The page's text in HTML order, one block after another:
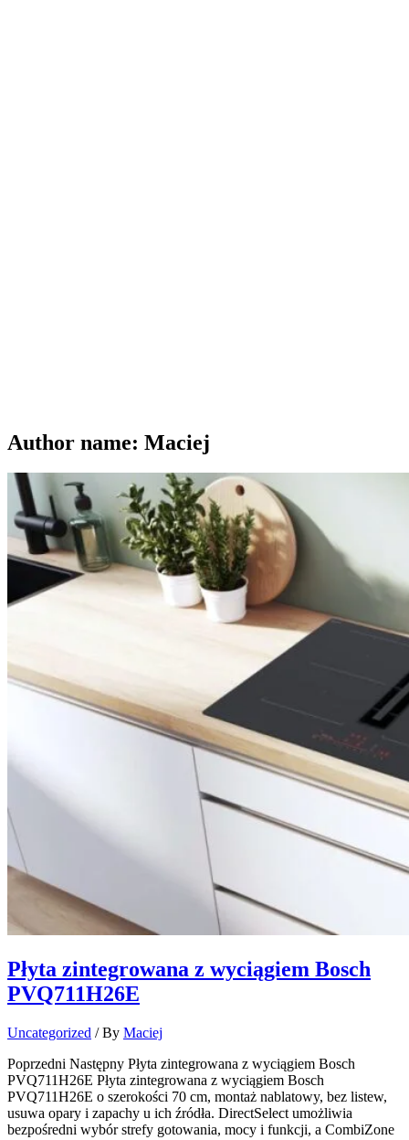
Author name: Maciej
Płyta zintegrowana z wyciągiem Bosch
PVQ711H26E​
Uncategorized / By Maciej
Poprzedni Następny Płyta zintegrowana z wyciągiem Bosch
PVQ711H26E Płyta zintegrowana z wyciągiem Bosch
PVQ711H26E o szerokości 70 cm, montaż nablatowy, bez listew,
usuwa opary i zapachy u ich źródła. DirectSelect umożliwia
bezpośredni wybór strefy gotowania, mocy i funkcji, a CombiZone